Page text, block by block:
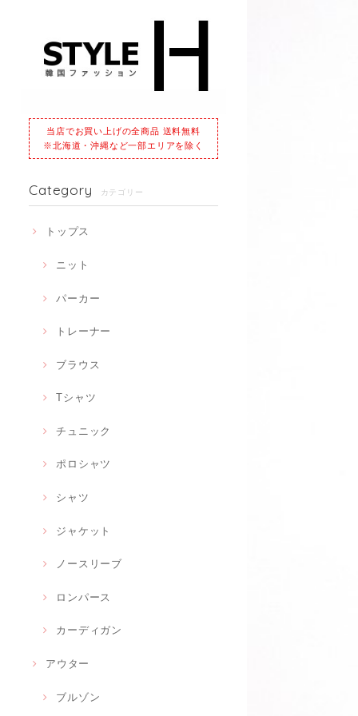
当店でお買い上げの全商品 送料無料
※北海道・沖縄など一部エリアを除く
Category カテゴリー
トップス
ニット
パーカー
トレーナー
ブラウス
Tシャツ
チュニック
ポロシャツ
シャツ
ジャケット
ノースリーブ
ロンパース
カーディガン
アウター
ブルゾン